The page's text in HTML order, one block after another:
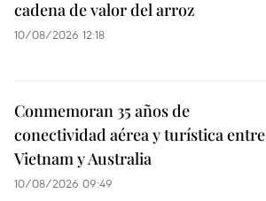
cadena de valor del arroz
10/08/2026 12:18
Conmemoran 35 años de
conectividad aérea y turística entre
Vietnam y Australia
10/08/2026 09:49